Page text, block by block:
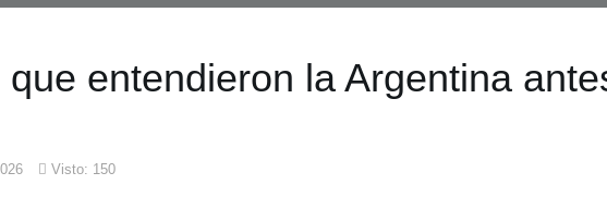
entendieron la Argentina
Visto: 150